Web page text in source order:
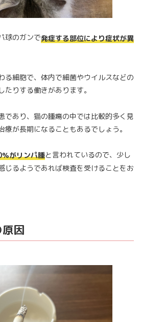
球のガンで発症する部位により症状が異
る細胞で、体内で細菌やウイルスなどの
りする働きがあります。
であり、猫の腫瘍の中では比較的多く見
療が長期になることもあるでしょう。
がリンパ腫と言われているので、少し
じるようであれば検査を受けることをお
因